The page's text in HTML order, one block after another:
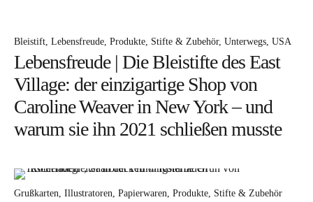
Bleistift Lebensfreude Produkte Stifte & Zubehör Unterwegs USA
Lebensfreude | Die Bleistifte des East
Village: der einzigartige Shop von
Caroline Weaver in New York – und
warum sie ihn 2021 schließen musste
Grußkarten Illustratoren Papierwaren Produkte Stifte & Zubehör